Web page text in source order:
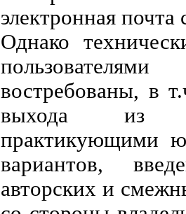
электронная почта
Однако
востребованы, в
выхода из
практикующими
вариантов,
авторских и